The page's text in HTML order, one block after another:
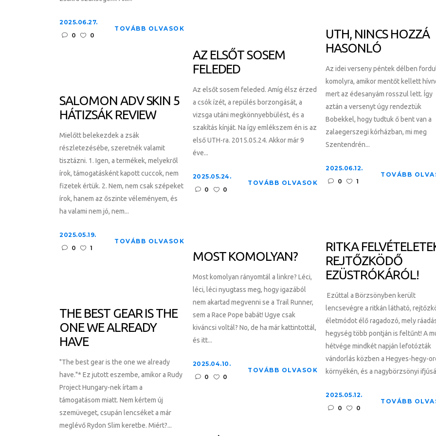
2025.06.27.
0
0
TOVÁBB OLVASOK
UTH, NINCS HOZZÁ
HASONLÓ
Az idei verseny péntek délben
komolyra, amikor mentőt kellett
mert az édesanyám rosszul lett. Így
aztán a versenyt úgy rendeztük
Bobekkel, hogy tudtuk ő bent van a
zalaegerszegi kórházban, mi meg
Szentendrén...
2025.06.12.
0
1
TOVÁBB
AZ ELSŐT SOSEM
FELEDED
Az elsőt sosem feleded. Amíg élsz érzed
a csók ízét, a repülés borzongását, a
vizsga utáni megkönnyebbülést, és a
szakítás kínját. Na így emlékszem én is az
első UTH-ra. 2015.05.24. Akkor már 9
éve...
2025.05.24.
0
0
TOVÁBB OLVASOK
SALOMON ADV SKIN 5
HÁTIZSÁK REVIEW
Mielőtt belekezdek a zsák
részletezésébe, szeretnék valamit
tisztázni. 1. Igen, a termékek, melyekről
írok, támogatásként kapott cuccok, nem
fizetek értük. 2. Nem, nem csak szépeket
írok, hanem az őszinte véleményem, és
ha valami nem jó, nem...
2025.05.19.
0
1
TOVÁBB OLVASOK
RITKA
REJTŐZKÖDŐ
EZÜSTRÓKÁRÓL!
Ezúttal a Börzsönyben került
lencsevégre a ritkán látható,
életmódot élő ragadozó, mely
hegység több pontján is feltűnt! A
hétvége mindkét napján lefotózták
vándorlás közben a Hegyes-hegy-
környékén, és a nagybörzsönyi
2025.05.12.
0
0
TOVÁBB
MOST KOMOLYAN?
Most komolyan rányomtál a linkre? Léci,
léci, léci nyugtass meg, hogy igazából
nem akartad megvenni se a Trail Runner,
sem a Race Pope babát! Ugye csak
kiváncsi voltál? No, de ha már kattintottál,
és itt...
2025.04.10.
0
0
TOVÁBB OLVASOK
THE BEST GEAR IS THE
ONE WE ALREADY
HAVE
"The best gear is the one we already
have."* Ez jutott eszembe, amikor a Rudy
Project Hungary-nek írtam a
támogatásom miatt. Nem kértem új
szemüveget, csupán lencséket a már
meglévő Rydon Slim keretbe. Miért?...